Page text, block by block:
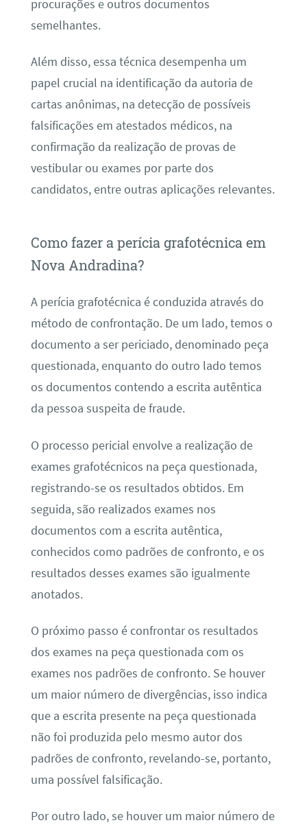
procurações e outros documentos
semelhantes.
Além disso, essa técnica desempenha um
papel crucial na identificação da autoria de
cartas anônimas, na detecção de possíveis
falsificações em atestados médicos, na
confirmação da realização de provas de
vestibular ou exames por parte dos
candidatos, entre outras aplicações relevantes.
Como fazer a perícia grafotécnica em
Nova Andradina?
A perícia grafotécnica é conduzida através do
método de confrontação. De um lado, temos o
documento a ser periciado, denominado peça
questionada, enquanto do outro lado temos
os documentos contendo a escrita autêntica
da pessoa suspeita de fraude.
O processo pericial envolve a realização de
exames grafotécnicos na peça questionada,
registrando-se os resultados obtidos. Em
seguida, são realizados exames nos
documentos com a escrita autêntica,
conhecidos como padrões de confronto, e os
resultados desses exames são igualmente
anotados.
O próximo passo é confrontar os resultados
dos exames na peça questionada com os
exames nos padrões de confronto. Se houver
um maior número de divergências, isso indica
que a escrita presente na peça questionada
não foi produzida pelo mesmo autor dos
padrões de confronto, revelando-se, portanto,
uma possível falsificação.
Por outro lado, se houver um maior número de